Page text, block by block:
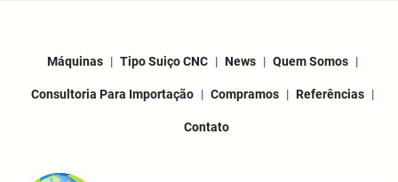
Máquinas Tipo Suiço CNC News Quem Somos
Consultoria Para Importação Compramos Referências
Contato